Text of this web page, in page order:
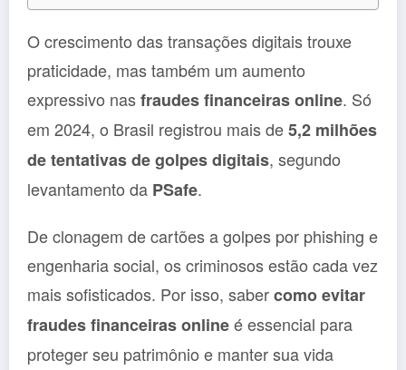
O crescimento das transações digitais trouxe
praticidade, mas também um aumento
expressivo nasfraudes financeiras online. Só
em 2024, o Brasil registrou mais de5,2 milhões
de tentativas de golpes digitais, segundo
levantamento da PSafe.
De clonagem de cartões a golpes por phishing e
engenharia social, os criminosos estão cada vez
mais sofisticados. Por isso, sabercomo evitar
fraudes financeiras onlineé essencial para
proteger seu patrimônio e manter sua vida